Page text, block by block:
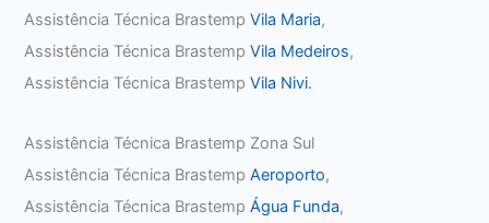
Assistência Técnica BrastempVila Maria,
Assistência Técnica BrastempVila Medeiros,
Assistência Técnica BrastempVila Nivi.
Assistência Técnica Brastemp Zona Sul
Assistência Técnica BrastempAeroporto,
Assistência Técnica BrastempÁgua Funda,